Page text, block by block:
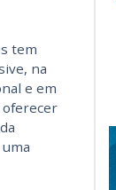
tem
na
e em
oferecer